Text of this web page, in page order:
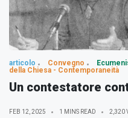
articolo Convegno
della Chiesa - Contemporaneità
Un contestatore
FEB 12, 2025 1 MINS READ 2,320